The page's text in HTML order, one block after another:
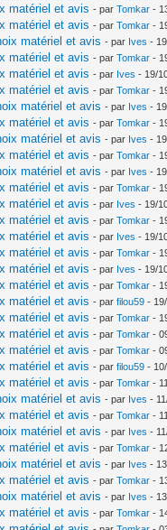
matériel et avis - parTomkar -
matériel et avis - parTomkar -
matériel et avis - par Ives -
matériel et avis - parTomkar -
matériel et avis - par Ives - 19/
matériel et avis - parTomkar -
matériel et avis - par Ives -
matériel et avis - parTomkar -
matériel et avis - par Ives -
matériel et avis - parTomkar -
matériel et avis - par Ives -
matériel et avis - parTomkar -
matériel et avis - par Ives - 19/
matériel et avis - parTomkar -
matériel et avis - par Ives - 19/
matériel et avis - parTomkar -
matériel et avis - par Ives - 19/
matériel et avis - parTomkar -
matériel et avis - parfilou59 -
matériel et avis - parTomkar -
matériel et avis - parTomkar -
matériel et avis - parTomkar -
matériel et avis - parfilou59 -
matériel et avis - parTomkar -
matériel et avis - par Ives -
matériel et avis - parTomkar -
matériel et avis - par Ives -
matériel et avis - parTomkar -
matériel et avis - par Ives -
matériel et avis - parTomkar -
matériel et avis - par Ives -
matériel et avis - parTomkar -